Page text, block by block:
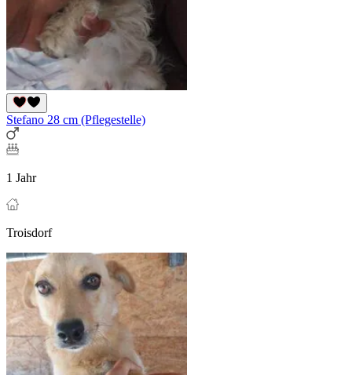
Stefano 28 cm (Pflegestelle)
1 Jahr
Troisdorf